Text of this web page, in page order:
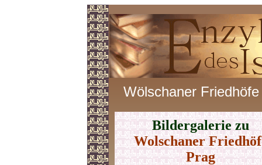
Wölschaner Friedhöfe
Bildergalerie zu
Wolschaner
Prag